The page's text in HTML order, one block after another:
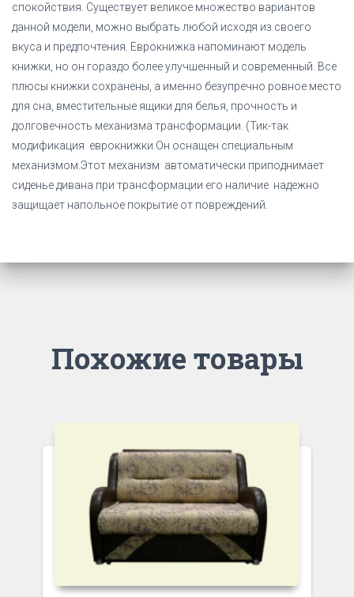
спокойствия. Существует великое множество вариантов
данной модели, можно выбрать любой исходя из своего
вкуса и предпочтения. Еврокнижка напоминают модель
книжки, но он гораздо более улучшенный и современный. Все
плюсы книжки сохранены, а именно безупречно ровное место
для сна, вместительные ящики для белья, прочность и
долговечность механизма трансформации. (Тик-так
модификация еврокнижки.Он оснащен специальным
механизмом.Этот механизм автоматически приподнимает
сиденье дивана при трансформации его наличие надежно
защищает напольное покрытие от повреждений.
Похожие товары